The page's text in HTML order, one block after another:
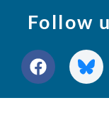
Follow